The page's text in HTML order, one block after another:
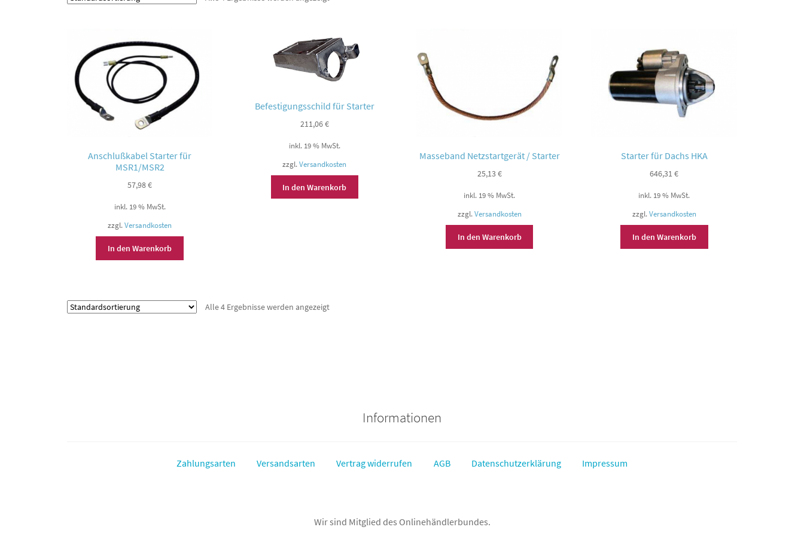
Anschlußkabel Starter für
MSR1/MSR2
57,98€
inkl. 19 % MwSt.
zzgl.Versandkosten
In den Warenkorb
Befestigungsschild für Starter
211,06€
inkl. 19 % MwSt.
zzgl.Versandkosten
In den Warenkorb
Masseband Netzstartgerät / Starter
25,13€
inkl. 19 % MwSt.
zzgl. Versandkosten
In den Warenkorb
Starter für Dachs HKA
646,31€
inkl. 19 % MwSt.
zzgl. Versandkosten
In den Warenkorb
Alle 4 Ergebnisse werden angezeigt
Informationen
Zahlungsarten Versandsarten Vertrag widerrufen AGB Datenschutzerklärung Impressum
Wir sind Mitglied des Onlinehändlerbundes.